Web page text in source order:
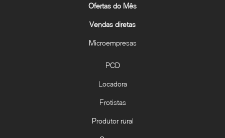
Ofertas do Mês
Vendas diretas
Microempresas
PCD
Locadora
Frotistas
Produtor rural